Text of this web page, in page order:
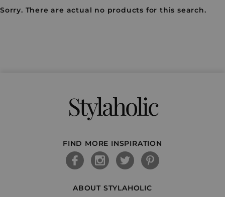
Sorry. There are actual no products for this search.
Stylaholic
FIND MORE INSPIRATION
ABOUT STYLAHOLIC